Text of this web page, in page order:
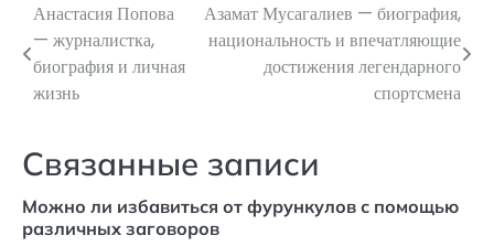
Навигация
по
записям
Анастасия Попова
— журналистка,
биография и личная
жизнь
Азамат Мусагалиев — биография,
национальность и впечатляющие
достижения легендарного
спортсмена
Связанные записи
Можно ли избавиться от фурункулов с помощью
различных заговоров